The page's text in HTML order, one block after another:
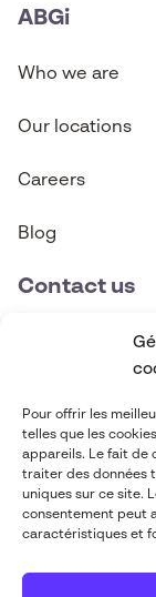
Pour offrir les
telles que les
appareils. Le fait de
traiter des données
uniques sur ce site.
consentement peut
caractéristiques et
ABGi
Who we are
Our locations
Careers
Blog
Contact us
contact@abgi-
Follow us